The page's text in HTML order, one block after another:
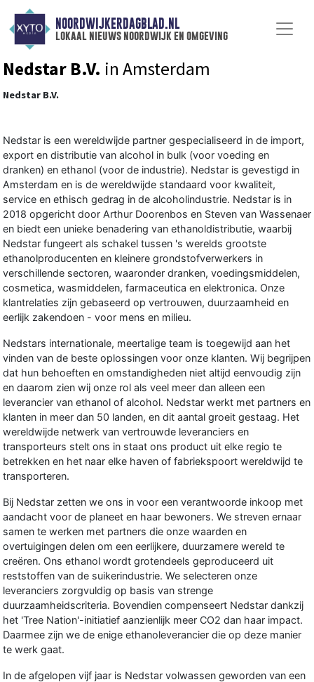
NOORDWIJKERDAGBLAD.NL
lokaal nieuws noordwijk en omgeving
Nedstar B.V. in Amsterdam
Nedstar B.V.
Nedstar is een wereldwijde partner gespecialiseerd in de import,
export en distributie van alcohol in bulk (voor voeding en
dranken) en ethanol (voor de industrie). Nedstar is gevestigd in
Amsterdam en is de wereldwijde standaard voor kwaliteit,
service en ethisch gedrag in de alcoholindustrie. Nedstar is in
2018 opgericht door Arthur Doorenbos en Steven van Wassenaer
en biedt een unieke benadering van ethanoldistributie, waarbij
Nedstar fungeert als schakel tussen 's werelds grootste
ethanolproducenten en kleinere grondstofverwerkers in
verschillende sectoren, waaronder dranken, voedingsmiddelen,
cosmetica, wasmiddelen, farmaceutica en elektronica. Onze
klantrelaties zijn gebaseerd op vertrouwen, duurzaamheid en
eerlijk zakendoen - voor mens en milieu.
Nedstars internationale, meertalige team is toegewijd aan het
vinden van de beste oplossingen voor onze klanten. Wij begrijpen
dat hun behoeften en omstandigheden niet altijd eenvoudig zijn
en daarom zien wij onze rol als veel meer dan alleen een
leverancier van ethanol of alcohol. Nedstar werkt met partners en
klanten in meer dan 50 landen, en dit aantal groeit gestaag. Het
wereldwijde netwerk van vertrouwde leveranciers en
transporteurs stelt ons in staat ons product uit elke regio te
betrekken en het naar elke haven of fabriekspoort wereldwijd te
transporteren.
Bij Nedstar zetten we ons in voor een verantwoorde inkoop met
aandacht voor de planeet en haar bewoners. We streven ernaar
samen te werken met partners die onze waarden en
overtuigingen delen om een eerlijkere, duurzamere wereld te
creëren. Ons ethanol wordt grotendeels geproduceerd uit
reststoffen van de suikerindustrie. We selecteren onze
leveranciers zorgvuldig op basis van strenge
duurzaamheidscriteria. Bovendien compenseert Nedstar dankzij
het 'Tree Nation'-initiatief aanzienlijk meer CO2 dan haar impact.
Daarmee zijn we de enige ethanoleverancier die op deze manier
te werk gaat.
In de afgelopen vijf jaar is Nedstar volwassen geworden van een